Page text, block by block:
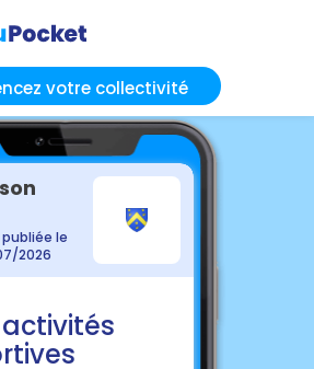
votre collectivité
le
2026
activités